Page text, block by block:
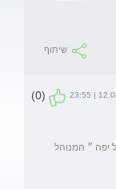
שיתוף
(0)
יפה ״ המנוהל